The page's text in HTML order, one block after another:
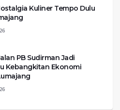
Kuliner Tempo Dulu
PB Sudirman Jadi
Kebangkitan Ekonomi